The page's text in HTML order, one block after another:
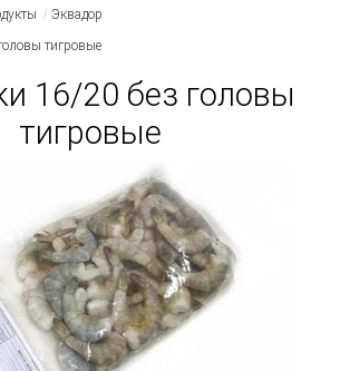
Эквадор
тигровые
16/20 без головы
тигровые